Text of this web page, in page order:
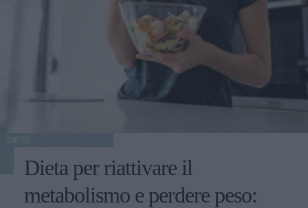
Dieta per riattivare il
metabolismo e perdere peso: